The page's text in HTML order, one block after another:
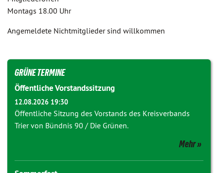
Montags 18.00 Uhr
Angemeldete Nichtmitglieder sind willkommen
GRÜNE TERMINE
Öffentliche Vorstandssitzung
12.08.2026 19:30
Öffentliche Sitzung des Vorstands des Kreisverbands
Trier von Bündnis 90 / Die Grünen.
Mehr